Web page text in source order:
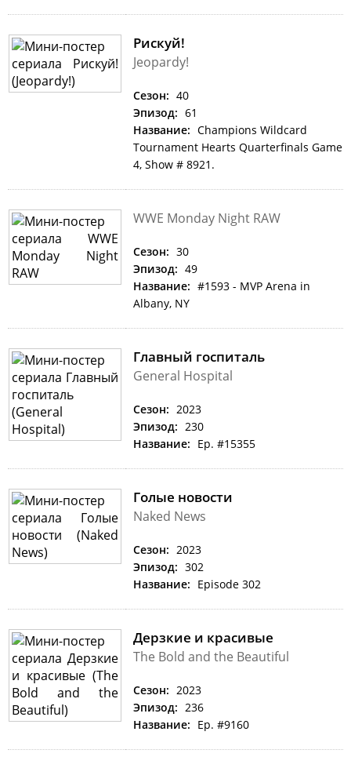
Рискуй!
Jeopardy!
Сезон: 40
Эпизод: 61
Название: Champions Wildcard
Tournament Hearts Quarterfinals Game
4, Show # 8921.
WWE Monday Night RAW
Сезон: 30
Эпизод: 49
Название: #1593 - MVP Arena in
Albany, NY
Главный госпиталь
General Hospital
Сезон: 2023
Эпизод: 230
Название: Ep. #15355
Голые новости
Naked News
Сезон: 2023
Эпизод: 302
Название: Episode 302
Дерзкие и красивые
The Bold and the Beautiful
Сезон: 2023
Эпизод: 236
Название: Ep. #9160